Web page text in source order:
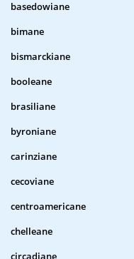
basedowiane
bimane
bismarckiane
booleane
brasiliane
byroniane
carinziane
cecoviane
centroamericane
chelleane
circadiane